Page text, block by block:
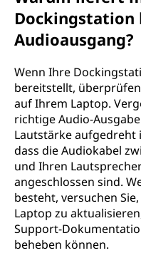
Dockingstation
Audioausgang?
Wenn Ihre
bereitstellt,
auf Ihrem Laptop.
richtige Audio-
Lautstärke aufgedreht
dass die Audiokabel
und Ihren
angeschlossen sind.
besteht, versuchen
Laptop zu
Support-
beheben können.